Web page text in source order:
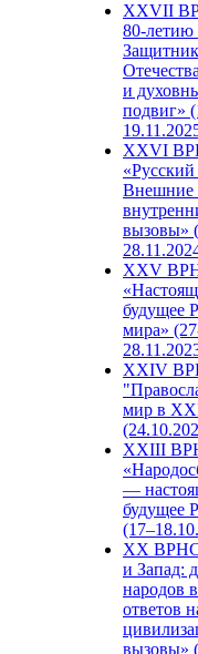
ХХVII
80-
и
подвиг»
XXVI
Внешние
вызовы»
XXV
будущее
мира»
XXIV
мир в
XXIII
—
будущее
XX ВРНС
и Запад:
народов
ответов
вызовы»